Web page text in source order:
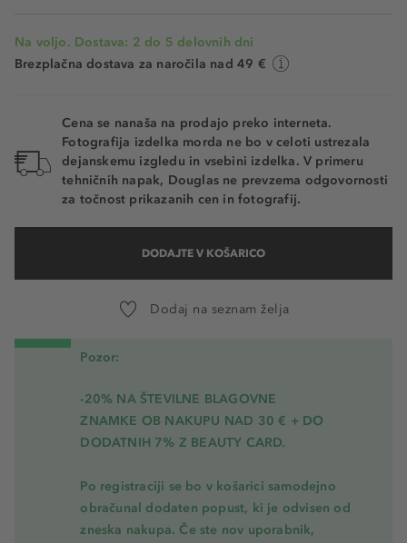
Na voljo. Dostava: 2 do 5 delovnih dni
Brezplačna dostava za naročila nad 49 €
Cena se nanaša na prodajo preko interneta.
Fotografija izdelka morda ne bo v celoti ustrezala
dejanskemu izgledu in vsebini izdelka. V primeru
tehničnih napak, Douglas ne prevzema odgovornosti
za točnost prikazanih cen in fotografij.
DODAJTE V KOŠARICO
Dodaj na seznam želja
Pozor:
-20% NA ŠTEVILNE BLAGOVNE
ZNAMKE OB NAKUPU NAD 30 € + DO
DODATNIH 7% Z BEAUTY CARD.
Po registraciji se bo v košarici samodejno
obračunal dodaten popust, ki je odvisen od
zneska nakupa. Če ste nov uporabnik,